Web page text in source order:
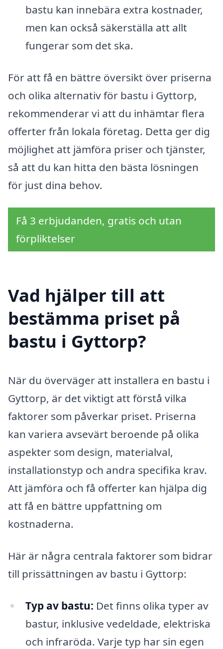
bastu kan innebära extra kostnader,
men kan också säkerställa att allt
fungerar som det ska.
För att få en bättre översikt över priserna
och olika alternativ för bastu i Gyttorp,
rekommenderar vi att du inhämtar flera
offerter från lokala företag. Detta ger dig
möjlighet att jämföra priser och tjänster,
så att du kan hitta den bästa lösningen
för just dina behov.
Få 3 erbjudanden, gratis och utan
förpliktelser
Vad hjälper till att
bestämma priset på
bastu i Gyttorp?
När du överväger att installera en bastu i
Gyttorp, är det viktigt att förstå vilka
faktorer som påverkar priset. Priserna
kan variera avsevärt beroende på olika
aspekter som design, materialval,
installationstyp och andra specifika krav.
Att jämföra och få offerter kan hjälpa dig
att få en bättre uppfattning om
kostnaderna.
Här är några centrala faktorer som bidrar
till prissättningen av bastu i Gyttorp:
Typ av bastu: Det finns olika typer av
bastur, inklusive vedeldade, elektriska
och infraröda. Varje typ har sin egen